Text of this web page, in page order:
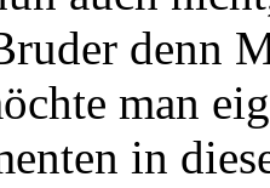
denn
man
in